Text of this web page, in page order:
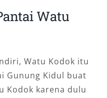
Watu
Watu Kodok itu
Gunung Kidul buat
Kodok karena dulu